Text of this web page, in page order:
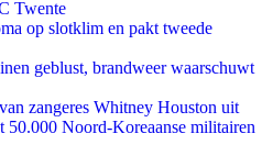
Twente
op slotklim en pakt tweede
geblust, brandweer waarschuwt
zangeres Whitney Houston uit
50.000 Noord-Koreaanse militairen